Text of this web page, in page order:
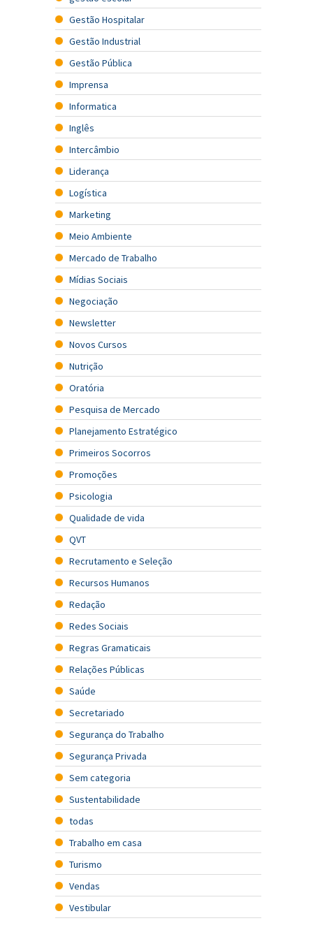
Gestão Hospitalar
Gestão Industrial
Gestão Pública
Imprensa
Informatica
Inglês
Intercâmbio
Liderança
Logística
Marketing
Meio Ambiente
Mercado de Trabalho
Mídias Sociais
Negociação
Newsletter
Novos Cursos
Nutrição
Oratória
Pesquisa de Mercado
Planejamento Estratégico
Primeiros Socorros
Promoções
Psicologia
Qualidade de vida
QVT
Recrutamento e Seleção
Recursos Humanos
Redação
Redes Sociais
Regras Gramaticais
Relações Públicas
Saúde
Secretariado
Segurança do Trabalho
Segurança Privada
Sem categoria
Sustentabilidade
todas
Trabalho em casa
Turismo
Vendas
Vestibular